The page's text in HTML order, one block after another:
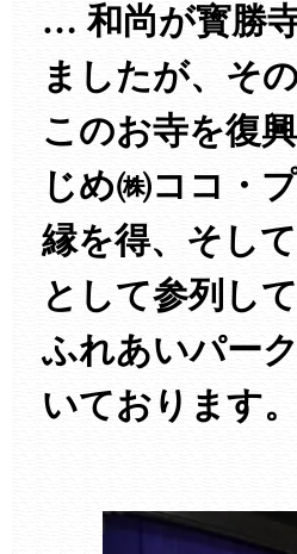
… 和尚が寳勝
ましたが、そ
このお寺を復
じめ㈱ココ・
縁を得、そし
として参列し
ふれあいパー
いております。